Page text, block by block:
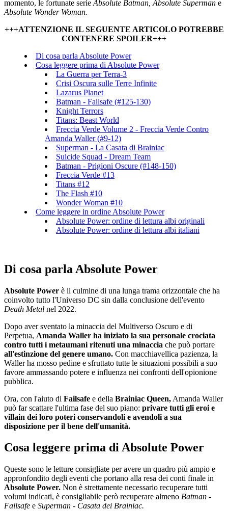
momento, le fortunate serie Absolute Batman, Absolute Superman e
Absolute Wonder Woman.
+++ATTENZIONE IL SEGUENTE ARTICOLO POTREBBE
CONTENERE SPOILER+++
Di cosa parla Absolute Power
Cosa leggere prima di Absolute Power
La Guerra per Terra-3
Crisi Oscura sulle Terre Infinite
Lazarus Planet
Batman - Failsafe (#125-130)
Knight Terrors
Titans: Beast World
Freccia Verde Volume 2 - Freccia Verde Contro
Amanda Waller (#9-12)
Superman - La Casata di Brainiac
Suicide Squad - Dream Team
Batman - Prigioni Oscure (#148-150)
Freccia Verde #13
Titans #12
The Flash #10
Wonder Woman #10
Come leggere in ordine Absolute Power
Absolute Power: ordine di lettura albi originali
Absolute Power: ordine di lettura albi italiani
Di cosa parla Absolute Power
Absolute Power è il culmine di una lunga trama orizzontale che ha
coinvolto tutto l'Universo DC sin dalla conclusione dell'evento
Death Metal nel 2022.
Dopo aver sventato la minaccia del Multiverso Oscuro e di
Perpetua, Amanda Waller ha iniziato la sua personale crociata
contro tutti i metaumani ritenuti una minaccia che può portare
all'estinzione del genere umano. Con macchiavellica pazienza, la
Waller ha mosso pedine e sfruttato tutte le situazioni possibili a suo
favore ammassando potere e influenza nei confronti dell'opionione
pubblica.
Ora, con l'aiuto di Failsafe e della Brainiac Queen, Amanda Waller
può far scattare l'ultima fase del suo piano: privare tutti gli eroi e
villain dei loro poteri conservandoli e avendoli a sua
disposizione per il bene dell'umanità.
Cosa leggere prima di Absolute Power
Queste sono le letture consigliate per avere un quadro più ampio e
appronfondito degli eventi che portano alla resa dei conti finale in
Absolute Power. Non è strettamente necessario recuperare tutti
volumi indicati, è consigliabile però recuperare almeno Batman -
Failsafe e Superman - Casata dei Brainiac.